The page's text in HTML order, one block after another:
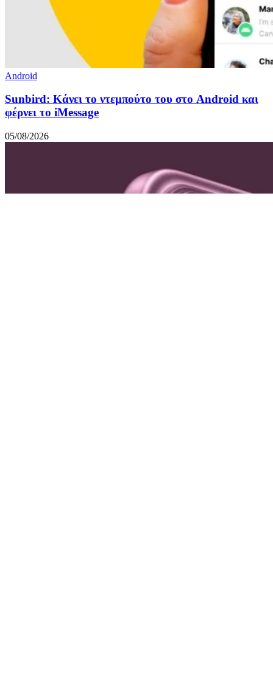
Android
Sunbird: Κάνει το ντεμπούτο του στο Android και
φέρνει το iMessage
05/08/2026